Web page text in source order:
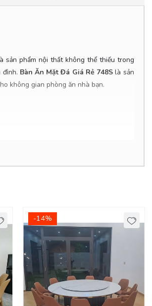
sản phẩm nội thất không thể thiếu trong
đình. Bàn Ăn Mặt Đá Giá Rẻ 748S là sản
không gian phòng ăn nhà bạn.
Bàn Ăn Mặt Đá Giá Rẻ 748Schính là sản
được ưu chuộng và bán chạy nhất năm
-14%